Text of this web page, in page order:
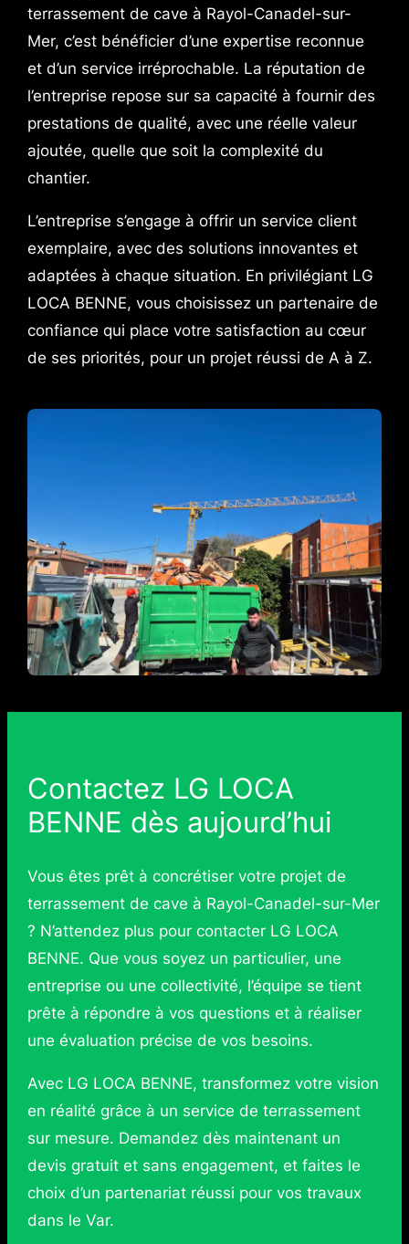
terrassement de cave à Rayol-Canadel-sur-
Mer, c’est bénéficier d’une expertise reconnue
et d’un service irréprochable. La réputation de
l’entreprise repose sur sa capacité à fournir des
prestations de qualité, avec une réelle valeur
ajoutée, quelle que soit la complexité du
chantier.
L’entreprise s’engage à offrir un service client
exemplaire, avec des solutions innovantes et
adaptées à chaque situation. En privilégiant LG
LOCA BENNE, vous choisissez un partenaire de
confiance qui place votre satisfaction au cœur
de ses priorités, pour un projet réussi de A à Z.
Contactez LG LOCA
BENNE dès aujourd’hui
Vous êtes prêt à concrétiser votre projet de
terrassement de cave à Rayol-Canadel-sur-Mer
? N’attendez plus pour contacter LG LOCA
BENNE. Que vous soyez un particulier, une
entreprise ou une collectivité, l’équipe se tient
prête à répondre à vos questions et à réaliser
une évaluation précise de vos besoins.
Avec LG LOCA BENNE, transformez votre vision
en réalité grâce à un service de terrassement
sur mesure. Demandez dès maintenant un
devis gratuit et sans engagement, et faites le
choix d’un partenariat réussi pour vos travaux
dans le Var.